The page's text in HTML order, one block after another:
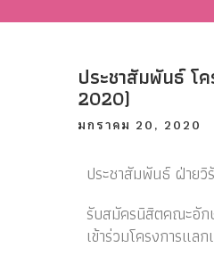
อักษรศา
จุฬาลงก
มหาวิทยาลั
ประชาสัมพันธ์ โ
2020)
มกราคม 20, 2020
ประชาสัมพันธ์ ฝ่าย
รับสมัครนิสิตคณะอัก
เข้าร่วมโครงการแล